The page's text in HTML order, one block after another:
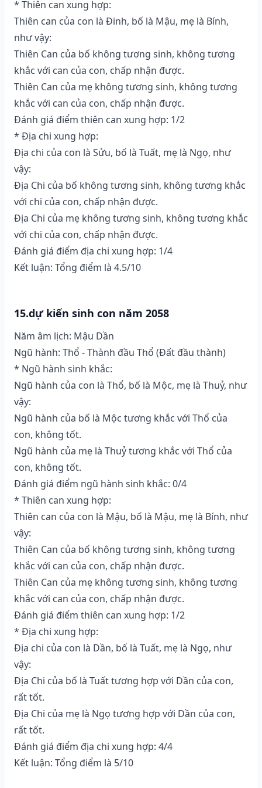
* Thiên can xung hợp:
Thiên can của con là Đinh, bố là Mậu, mẹ là Bính,
như vậy:
Thiên Can của bố không tương sinh, không tương
khắc với can của con, chấp nhận được.
Thiên Can của mẹ không tương sinh, không tương
khắc với can của con, chấp nhận được.
Đánh giá điểm thiên can xung hợp: 1/2
* Địa chi xung hợp:
Địa chi của con là Sửu, bố là Tuất, mẹ là Ngọ, như
vậy:
Địa Chi của bố không tương sinh, không tương khắc
với chi của con, chấp nhận được.
Địa Chi của mẹ không tương sinh, không tương khắc
với chi của con, chấp nhận được.
Đánh giá điểm địa chi xung hợp: 1/4
Kết luận: Tổng điểm là 4.5/10
15.dự kiến sinh con năm 2058
Năm âm lịch: Mậu Dần
Ngũ hành: Thổ - Thành đầu Thổ (Ðất đầu thành)
* Ngũ hành sinh khắc:
Ngũ hành của con là Thổ, bố là Mộc, mẹ là Thuỷ, như
vậy:
Ngũ hành của bố là Mộc tương khắc với Thổ của
con, không tốt.
Ngũ hành của mẹ là Thuỷ tương khắc với Thổ của
con, không tốt.
Đánh giá điểm ngũ hành sinh khắc: 0/4
* Thiên can xung hợp:
Thiên can của con là Mậu, bố là Mậu, mẹ là Bính, như
vậy:
Thiên Can của bố không tương sinh, không tương
khắc với can của con, chấp nhận được.
Thiên Can của mẹ không tương sinh, không tương
khắc với can của con, chấp nhận được.
Đánh giá điểm thiên can xung hợp: 1/2
* Địa chi xung hợp:
Địa chi của con là Dần, bố là Tuất, mẹ là Ngọ, như
vậy:
Địa Chi của bố là Tuất tương hợp với Dần của con,
rất tốt.
Địa Chi của mẹ là Ngọ tương hợp với Dần của con,
rất tốt.
Đánh giá điểm địa chi xung hợp: 4/4
Kết luận: Tổng điểm là 5/10